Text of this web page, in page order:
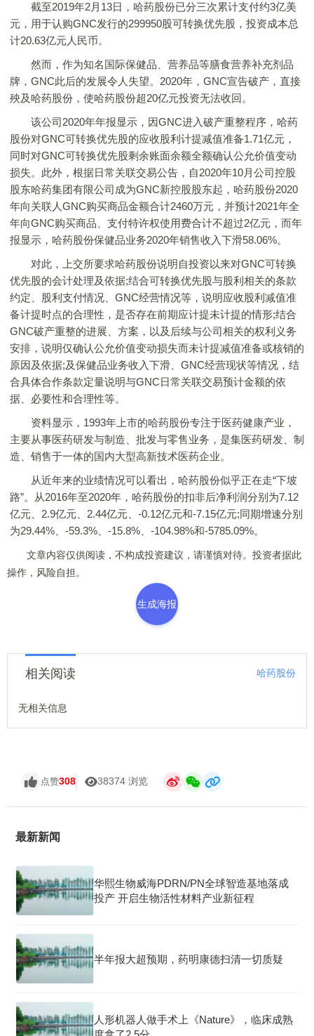
截至2019年2月13日，哈药股份已分三次累计支付约3亿美
元，用于认购GNC发行的299950股可转换优先股，投资成本总
计20.63亿元人民币。
然而，作为知名国际保健品、营养品等膳食营养补充剂品
牌，GNC此后的发展令人失望。2020年，GNC宣告破产，直接
殃及哈药股份，使哈药股份超20亿元投资无法收回。
该公司2020年年报显示，因GNC进入破产重整程序，哈药
股份对GNC可转换优先股的应收股利计提减值准备1.71亿元，
同时对GNC可转换优先股剩余账面余额全额确认公允价值变动
损失。此外，根据日常关联交易公告，自2020年10月公司控股
股东哈药集团有限公司成为GNC新控股股东起，哈药股份2020
年向关联人GNC购买商品金额合计2460万元，并预计2021年全
年向GNC购买商品、支付特许权使用费合计不超过2亿元，而年
报显示，哈药股份保健品业务2020年销售收入下滑58.06%。
对此，上交所要求哈药股份说明自投资以来对GNC可转换
优先股的会计处理及依据;结合可转换优先股与股利相关的条款
约定、股利支付情况、GNC经营情况等，说明应收股利减值准
备计提时点的合理性，是否存在前期应计提未计提的情形;结合
GNC破产重整的进展、方案，以及后续与公司相关的权利义务
安排，说明仅确认公允价值变动损失而未计提减值准备或核销的
原因及依据;及保健品业务收入下滑、GNC经营现状等情况，结
合具体合作条款定量说明与GNC日常关联交易预计金额的依
据、必要性和合理性等。
资料显示，1993年上市的哈药股份专注于医药健康产业，
主要从事医药研发与制造、批发与零售业务，是集医药研发、制
造、销售于一体的国内大型高新技术医药企业。
从近年来的业绩情况可以看出，哈药股份似乎正在走“下坡
路”。从2016年至2020年，哈药股份的扣非后净利润分别为7.12
亿元、2.9亿元、2.44亿元、-0.12亿元和-7.15亿元;同期增速分别
为29.44%、-59.3%、-15.8%、-104.98%和-5785.09%。
文章内容仅供阅读，不构成投资建议，请谨慎对待。投资者据此
操作，风险自担。
生成海报
相关阅读 哈药股份
无相关信息
点赞308 38374 浏览
最新新闻
华熙生物威海PDRN/PN全球智造基地落成
投产 开启生物活性材料产业新征程
半年报大超预期，药明康德扫清一切质疑
人形机器人做手术上《Nature》，临床成熟